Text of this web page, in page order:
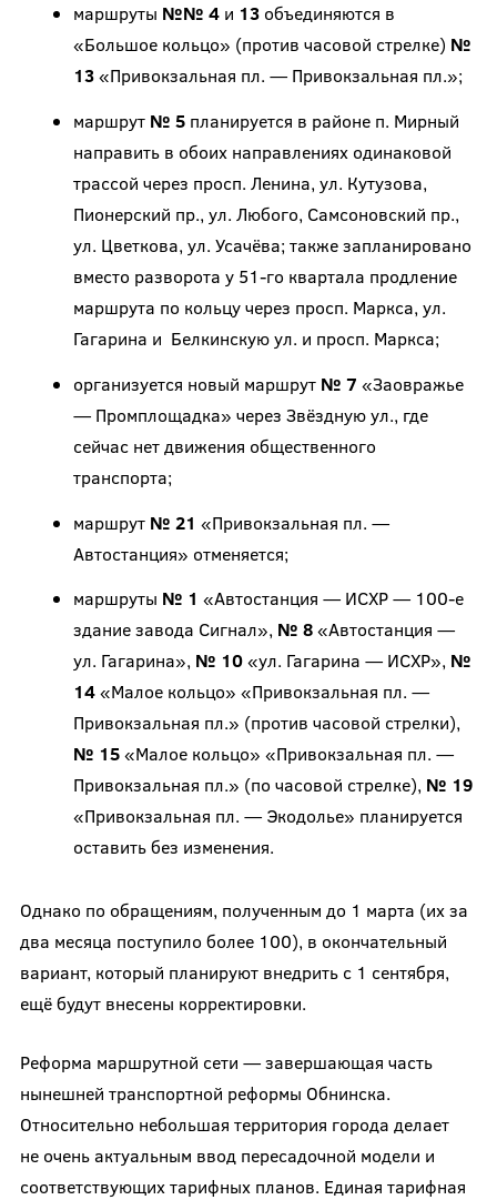
маршруты №№ 4и 13объединяются в
«Большое кольцо» (против часовой стрелке) №
13«Привокзальная пл. — Привокзальная пл.»;
маршрут № 5планируется в районе п. Мирный
направить в обоих направлениях одинаковой
трассой через просп. Ленина, ул. Кутузова,
Пионерский пр., ул. Любого, Самсоновский пр.,
ул. Цветкова, ул. Усачёва; также запланировано
вместо разворота у 51-го квартала продление
маршрута по кольцу через просп. Маркса, ул.
Гагарина и Белкинскую ул. и просп. Маркса;
организуется новый маршрут № 7 «Заовражье
— Промплощадка» через Звёздную ул., где
сейчас нет движения общественного
транспорта;
маршрут № 21 «Привокзальная пл. —
Автостанция» отменяется;
маршруты № 1 «Автостанция — ИСХР — 100-е
здание завода Сигнал», № 8«Автостанция —
ул. Гагарина», № 10«ул. Гагарина — ИСХР», №
14«Малое кольцо» «Привокзальная пл. —
Привокзальная пл.» (против часовой стрелки),
№ 15«Малое кольцо» «Привокзальная пл. —
Привокзальная пл.» (по часовой стрелке), № 19
«Привокзальная пл. — Экодолье» планируется
оставить без изменения.
Однако по обращениям, полученным до 1 марта (их за
два месяца поступило более 100), в окончательный
вариант, который планируют внедрить с 1 сентября,
ещё будут внесены корректировки.
Реформа маршрутной сети — завершающая часть
нынешней транспортной реформы Обнинска.
Относительно небольшая территория города делает
не очень актуальным ввод пересадочной модели и
соответствующих тарифных планов. Единая тарифная